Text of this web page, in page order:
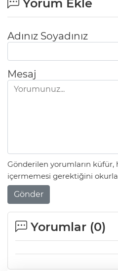
Yorum Ekle
Adınız Soyadınız
Mesaj
Gönderilen yorumların küfür,
içermemesi gerektiğini
Gönder
Yorumlar (0)